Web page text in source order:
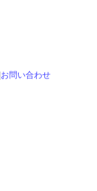
お問い合わせ